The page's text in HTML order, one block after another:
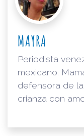
MAYRA
Periodista
mexicano.
defensora de
crianza con